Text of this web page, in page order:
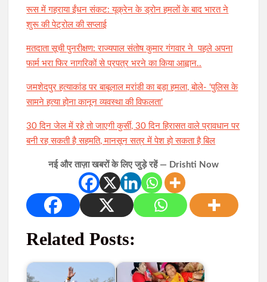
रूस में गहराया ईंधन संकट: यूक्रेन के ड्रोन हमलों के बाद भारत ने
शुरू की पेट्रोल की सप्लाई
मतदाता सूची पुनरीक्षण: राज्यपाल संतोष कुमार गंगवार ने पहले अपना
फार्म भरा फिर नागरिकों से प्रपत्र भरने का किया आह्वान..
जमशेदपुर हत्याकांड पर बाबूलाल मरांडी का बड़ा हमला, बोले- ‘पुलिस के
सामने हत्या होना कानून व्यवस्था की विफलता’
30 दिन जेल में रहे तो जाएगी कुर्सी, 30 दिन हिरासत वाले प्रावधान पर
बनी रह सकती है सहमति, मानसून सत्र में पेश हो सकता है बिल
नई और ताज़ा खबरों के लिए जुड़े रहें — Drishti Now
Related Posts: